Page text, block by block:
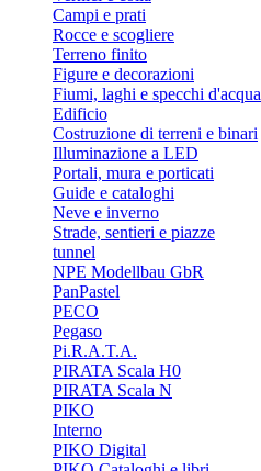
Campi e prati
Rocce e scogliere
Terreno finito
Figure e decorazioni
Fiumi, laghi e specchi d'acqua
Edificio
Costruzione di terreni e binari
Illuminazione a LED
Portali, mura e porticati
Guide e cataloghi
Neve e inverno
Strade, sentieri e piazze
tunnel
NPE Modellbau GbR
PanPastel
PECO
Pegaso
Pi.R.A.T.A.
PIRATA Scala H0
PIRATA Scala N
PIKO
Interno
PIKO Digital